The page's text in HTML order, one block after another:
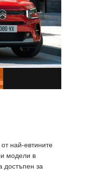
най-евтините
модели в
достъпен за